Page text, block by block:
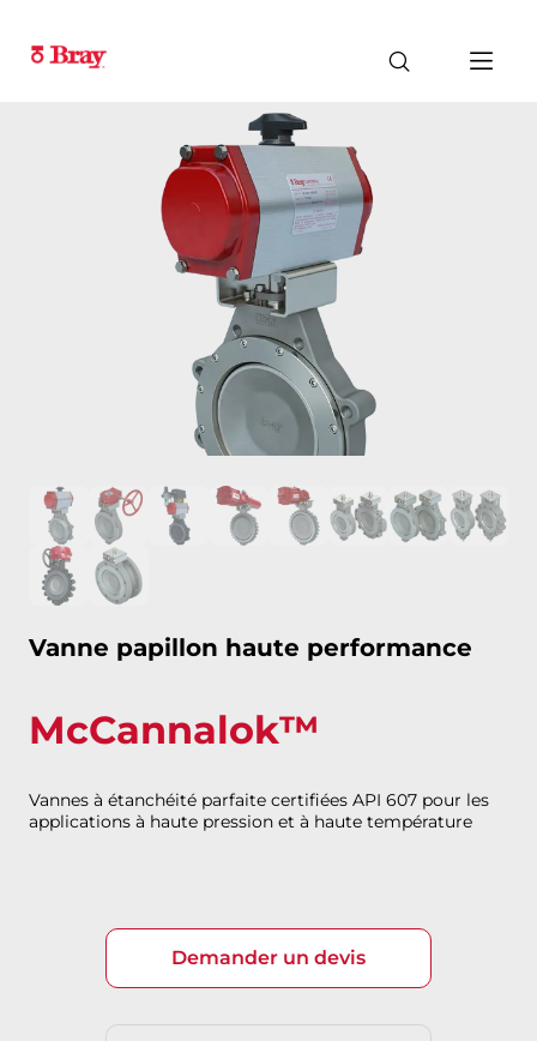
Vanne papillon haute performance
McCannalok™
Vannes à étanchéité parfaite certifiées API 607 pour les
applications à haute pression et à haute température
Demander un devis